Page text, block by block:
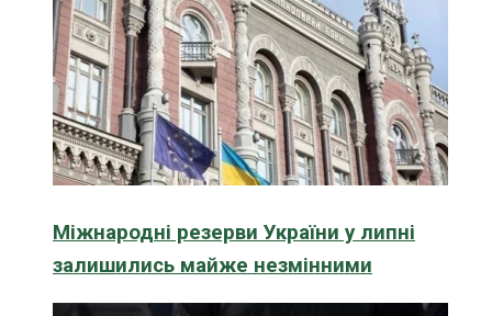
Міжнародні резерви України у липні
залишились майже незмінними